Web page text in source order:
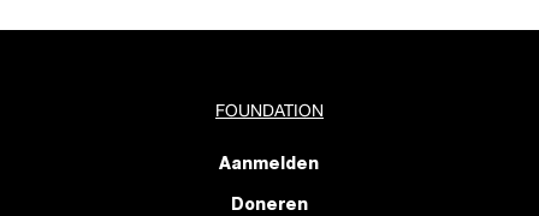
FOUNDATION
Aanmelden
Doneren